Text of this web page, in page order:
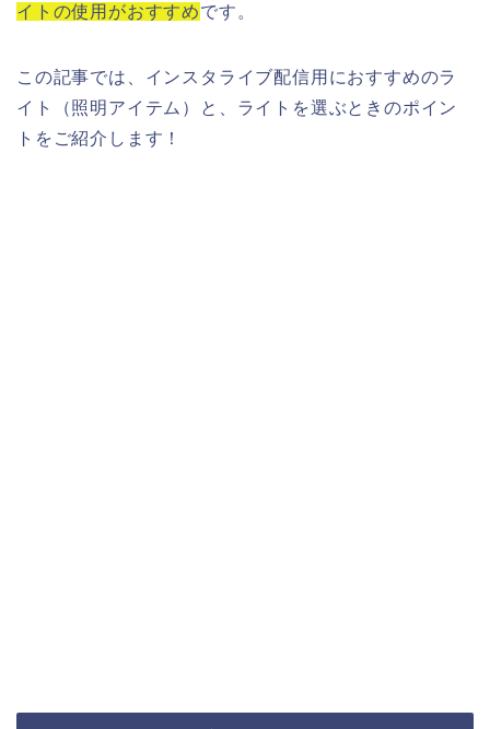
イトの使用がおすすめです。
この記事では、インスタライブ配信用におすすめのラ
イト（照明アイテム）と、ライトを選ぶときのポイン
トをご紹介します！